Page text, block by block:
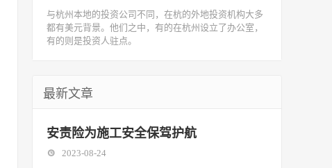
与杭州本地的投资公司不同，在杭的外地投资机构大多
都有美元背景。他们之中，有的在杭州设立了办公室，
有的则是投资人驻点。
最新文章
安责险为施工安全保驾护航
2023-08-24